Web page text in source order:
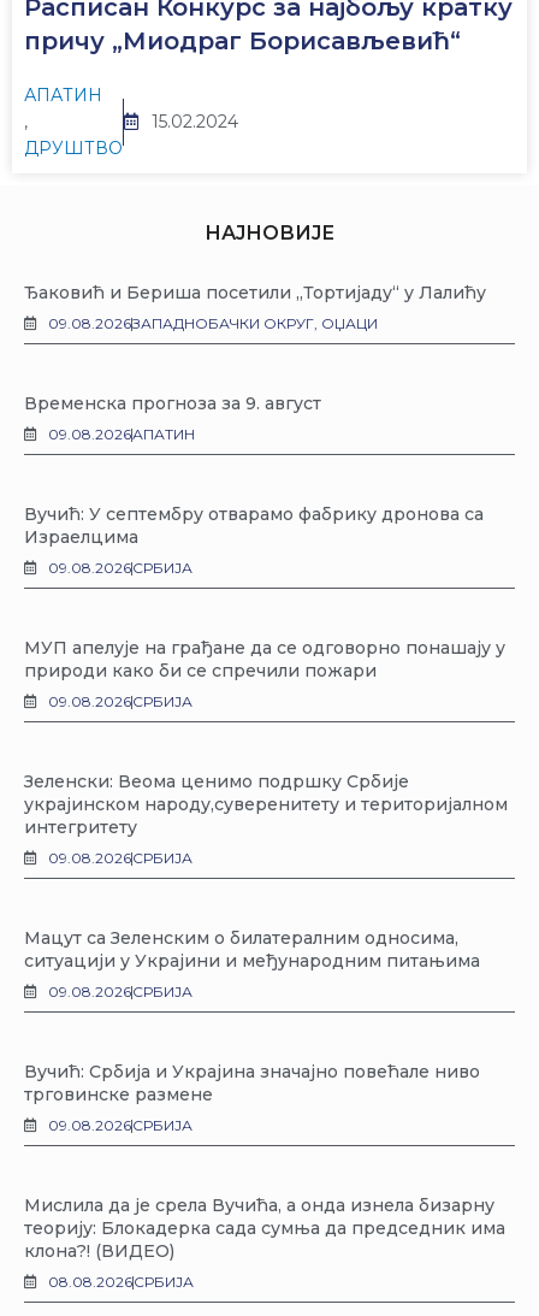
Расписан Конкурс за најбољу кратку
причу „Миодраг Борисављевић“
АПАТИН
,
ДРУШТВО
15.02.2024
НАЈНОВИЈЕ
Ђаковић и Бериша посетили „Тортијаду“ у Лалићу
09.08.2026ЗАПАДНОБАЧКИ ОКРУГ, ОЏАЦИ
Временска прогноза за 9. август
09.08.2026АПАТИН
Вучић: У септембру отварамо фабрику дронова са
Израелцима
09.08.2026СРБИЈА
МУП апелује на грађане да се одговорно понашају у
природи како би се спречили пожари
09.08.2026СРБИЈА
Зеленски: Веома ценимо подршку Србије
украјинском народу,суверенитету и територијалном
интегритету
09.08.2026СРБИЈА
Мацут са Зеленским о билатералним односима,
ситуацији у Украјини и међународним питањима
09.08.2026СРБИЈА
Вучић: Србија и Украјина значајно повећале ниво
трговинске размене
09.08.2026СРБИЈА
Мислила да је срела Вучића, а онда изнела бизарну
теорију: Блокадерка сада сумња да председник има
клона?! (ВИДЕО)
08.08.2026СРБИЈА